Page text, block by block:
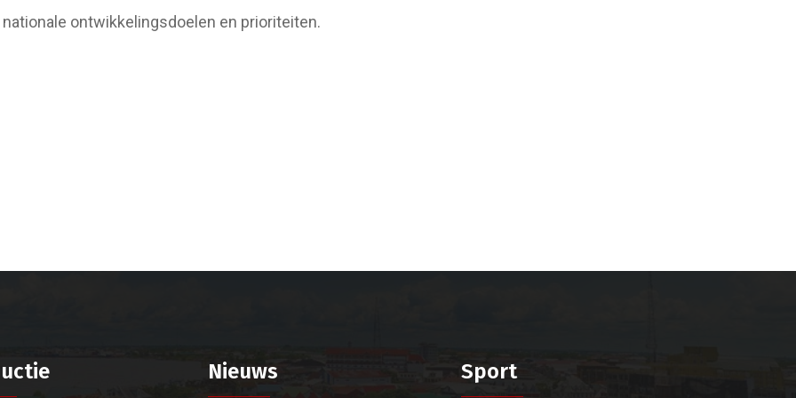
ontwikkelingsdoelen en prioriteiten.
Nieuws Sport